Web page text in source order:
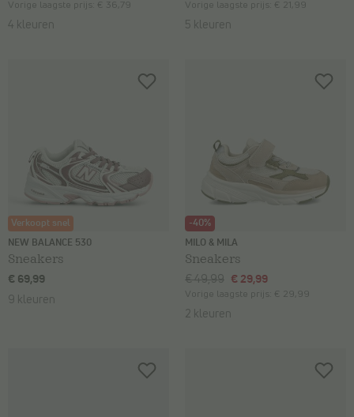
Vorige laagste prijs: € 36,79
4 kleuren
Vorige laagste prijs: € 21,99
5 kleuren
Verkoopt snel
NEW BALANCE 530
Sneakers
€ 69,99
9 kleuren
-40%
MILO & MILA
Sneakers
€ 49,99 € 29,99
Vorige laagste prijs: € 29,99
2 kleuren